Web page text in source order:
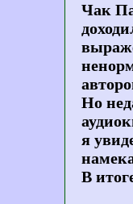
Чак
Но
я
В